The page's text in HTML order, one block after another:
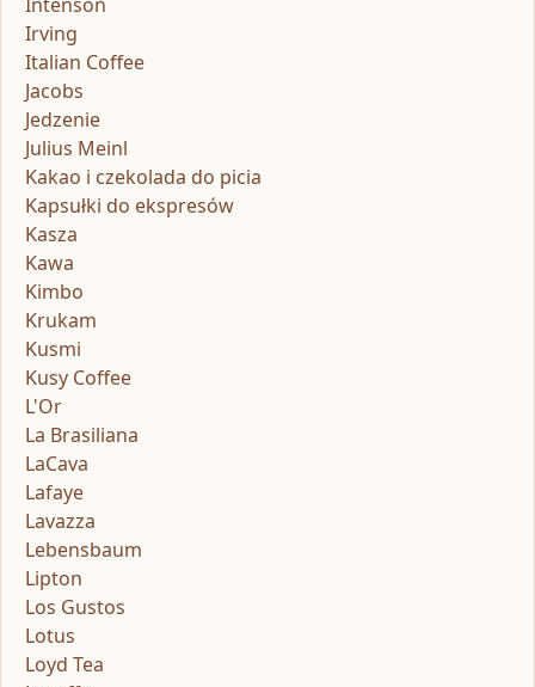
Irving
Italian Coffee
Jacobs
Jedzenie
Julius Meinl
Kakao i czekolada do picia
Kapsułki do ekspresów
Kasza
Kawa
Kimbo
Krukam
Kusmi
Kusy Coffee
L'Or
La Brasiliana
LaCava
Lafaye
Lavazza
Lebensbaum
Lipton
Los Gustos
Lotus
Loyd Tea